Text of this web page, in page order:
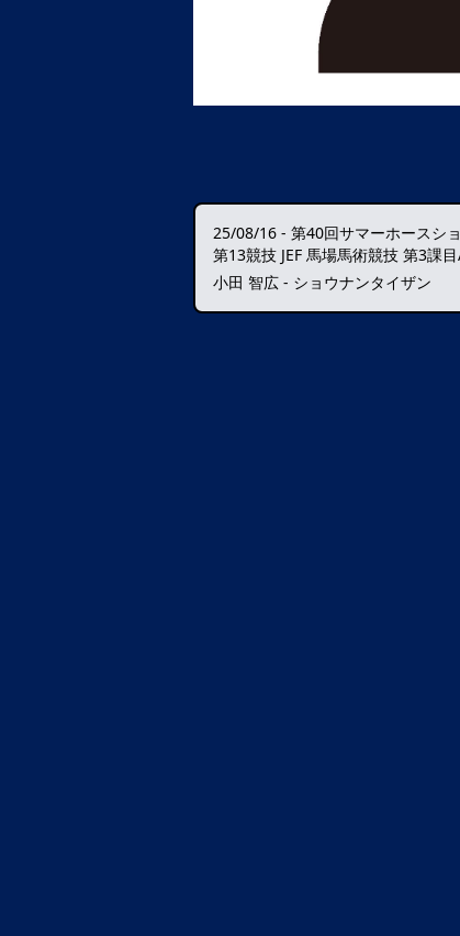
25/08/16 - 第40回サマーホースシ
第13競技 JEF 馬場馬術競技 第3課
小田 智広 - ショウナンタイザン